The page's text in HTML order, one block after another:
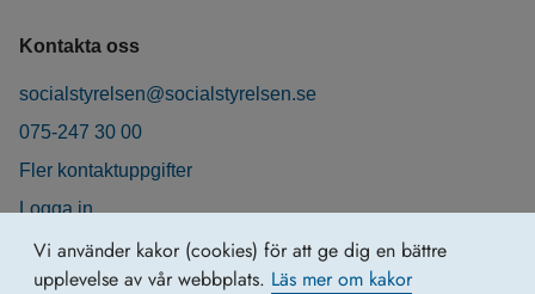
Vi använder kakor (cookies) för att ge dig en bättre
upplevelse av vår webbplats. Läs mer om kakor
Kontakta oss
socialstyrelsen@socialstyrelsen.se
075-247 30 00
Fler kontaktuppgifter
Logga in
Behandling av personuppgifter